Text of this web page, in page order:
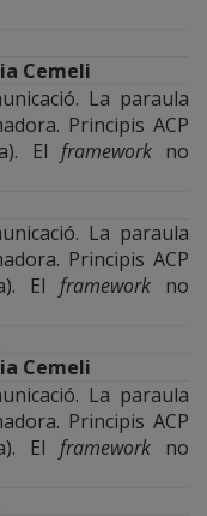
Cemeli
La paraula
Principis ACP
El frameworkno
La paraula
Principis ACP
El framework no
Cemeli
La paraula
Principis ACP
El framework no